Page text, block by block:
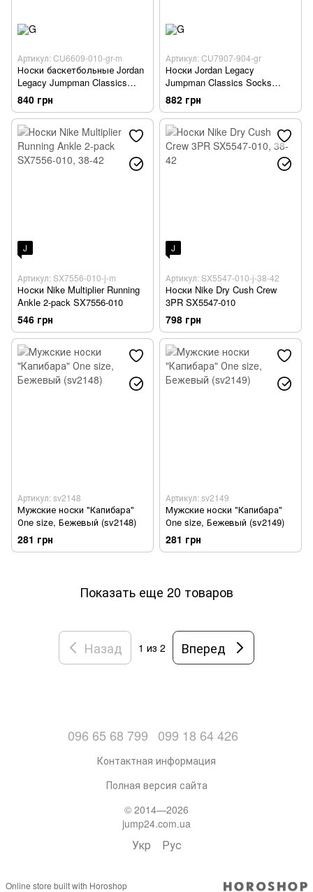
Артикул: CU6609-010-gr-m
Носки баскетбольные Jordan
Legacy Jumpman Classics
Crew Socks Mens CU6609-010
840 грн
Артикул: CU7907-904-gr
Носки Jordan Legacy
Jumpman Classics Socks
CU7907-904
882 грн
J
Артикул: SX7556-010-j-m
Носки Nike Multiplier Running
Ankle 2-pack SX7556-010
546 грн
J
Артикул: SX5547-010-j-38-42
Носки Nike Dry Cush Crew
3PR SX5547-010
798 грн
Артикул: sv2148
Мужские носки "Капибара"
Оne size, Бежевый (sv2148)
281 грн
Артикул: sv2149
Мужские носки "Капибара"
Оne size, Бежевый (sv2149)
281 грн
Показать еще 20 товаров
Назад 1 из 2 Вперед
096 65 68 799 099 18 64 426
Контактная информация
Полная версия сайта
© 2014—2026
jump24.com.ua
Укр Рус
Online store built with Horoshop